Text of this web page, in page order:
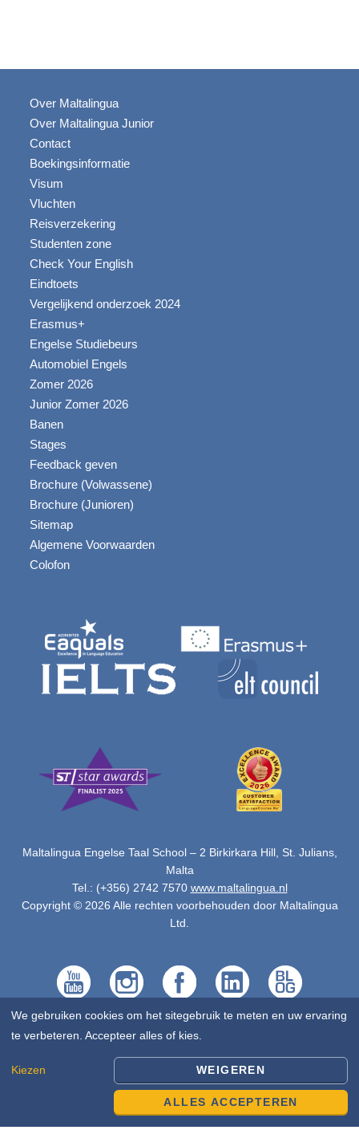
Over Maltalingua
Over Maltalingua Junior
Contact
Boekingsinformatie
Visum
Vluchten
Reisverzekering
Studenten zone
Check Your English
Eindtoets
Vergelijkend onderzoek 2024
Erasmus+
Engelse Studiebeurs
Automobiel Engels
Zomer 2026
Junior Zomer 2026
Banen
Stages
Feedback geven
Brochure (Volwassene)
Brochure (Junioren)
Sitemap
Algemene Voorwaarden
Colofon
Maltalingua Engelse Taal School – 2 Birkirkara Hill, St. Julians,
Malta
Tel.: (+356) 2742 7570 www.maltalingua.nl
Copyright © 2026 Alle rechten voorbehouden door Maltalingua
Ltd.
We gebruiken cookies om het sitegebruik te meten en uw ervaring
te verbeteren. Accepteer alles of kies.
Kiezen WEIGEREN
ALLES ACCEPTEREN